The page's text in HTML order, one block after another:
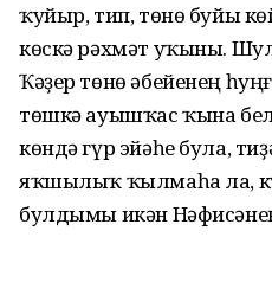
ҡуйыр, тип, төнө буйы
көскә рәхмәт уҡыны.
Ҡәҙер төнө әбейенең
төшкә ауышҡас ҡына
көндә гүр эйәһе була,
яҡшылыҡ ҡылмаһа ла,
булдымы икән